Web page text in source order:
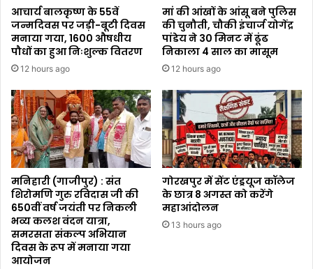
आचार्य बालकृष्ण के 55वें
जन्मदिवस पर जड़ी-बूटी दिवस
मनाया गया, 1600 औषधीय
पौधों का हुआ निःशुल्क वितरण
12 hours ago
मां की आंखों के आंसू बने पुलिस
की चुनौती, चौकी इंचार्ज योगेंद्र
पांडेय ने 30 मिनट में ढूंढ
निकाला 4 साल का मासूम
12 hours ago
मनिहारी (गाजीपुर) : संत
शिरोमणि गुरु रविदास जी की
650वीं वर्ष जयंती पर निकली
भव्य कलश वंदन यात्रा,
समरसता संकल्प अभियान
दिवस के रूप में मनाया गया
आयोजन
गोरखपुर में सेंट एंड्रयूज कॉलेज
के छात्र 8 अगस्त को करेंगे
महाआंदोलन
13 hours ago